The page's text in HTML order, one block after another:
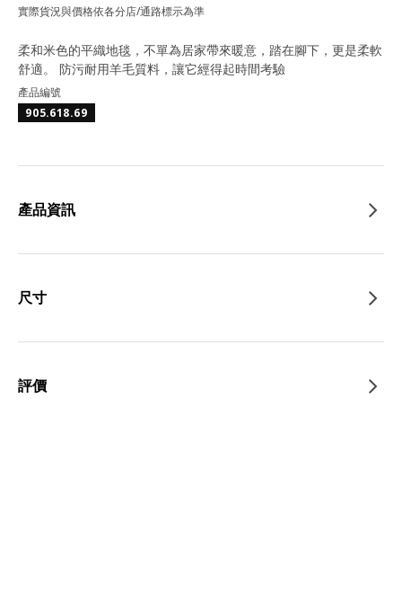
實際貨況與價格依各分店/通路標示為準
柔和米色的平織地毯，不單為居家帶來暖意，踏在腳下，更是柔軟
舒適。 防污耐用羊毛質料，讓它經得起時間考驗
產品編號
905.618.69
產品資訊
尺寸
評價